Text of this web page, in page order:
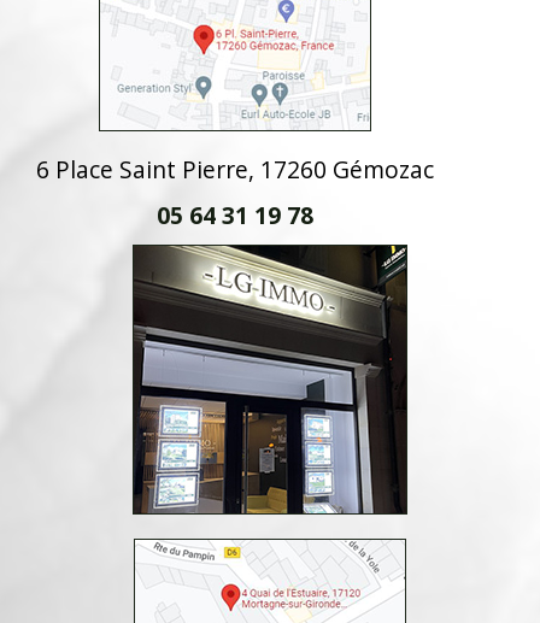
6 Place Saint Pierre, 17260 Gémozac
05 64 31 19 78